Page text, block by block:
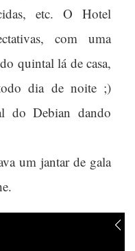
etc. O Hotel
com uma
quintal lá de casa,
dia de noite ;)
do Debian dando
um jantar de gala